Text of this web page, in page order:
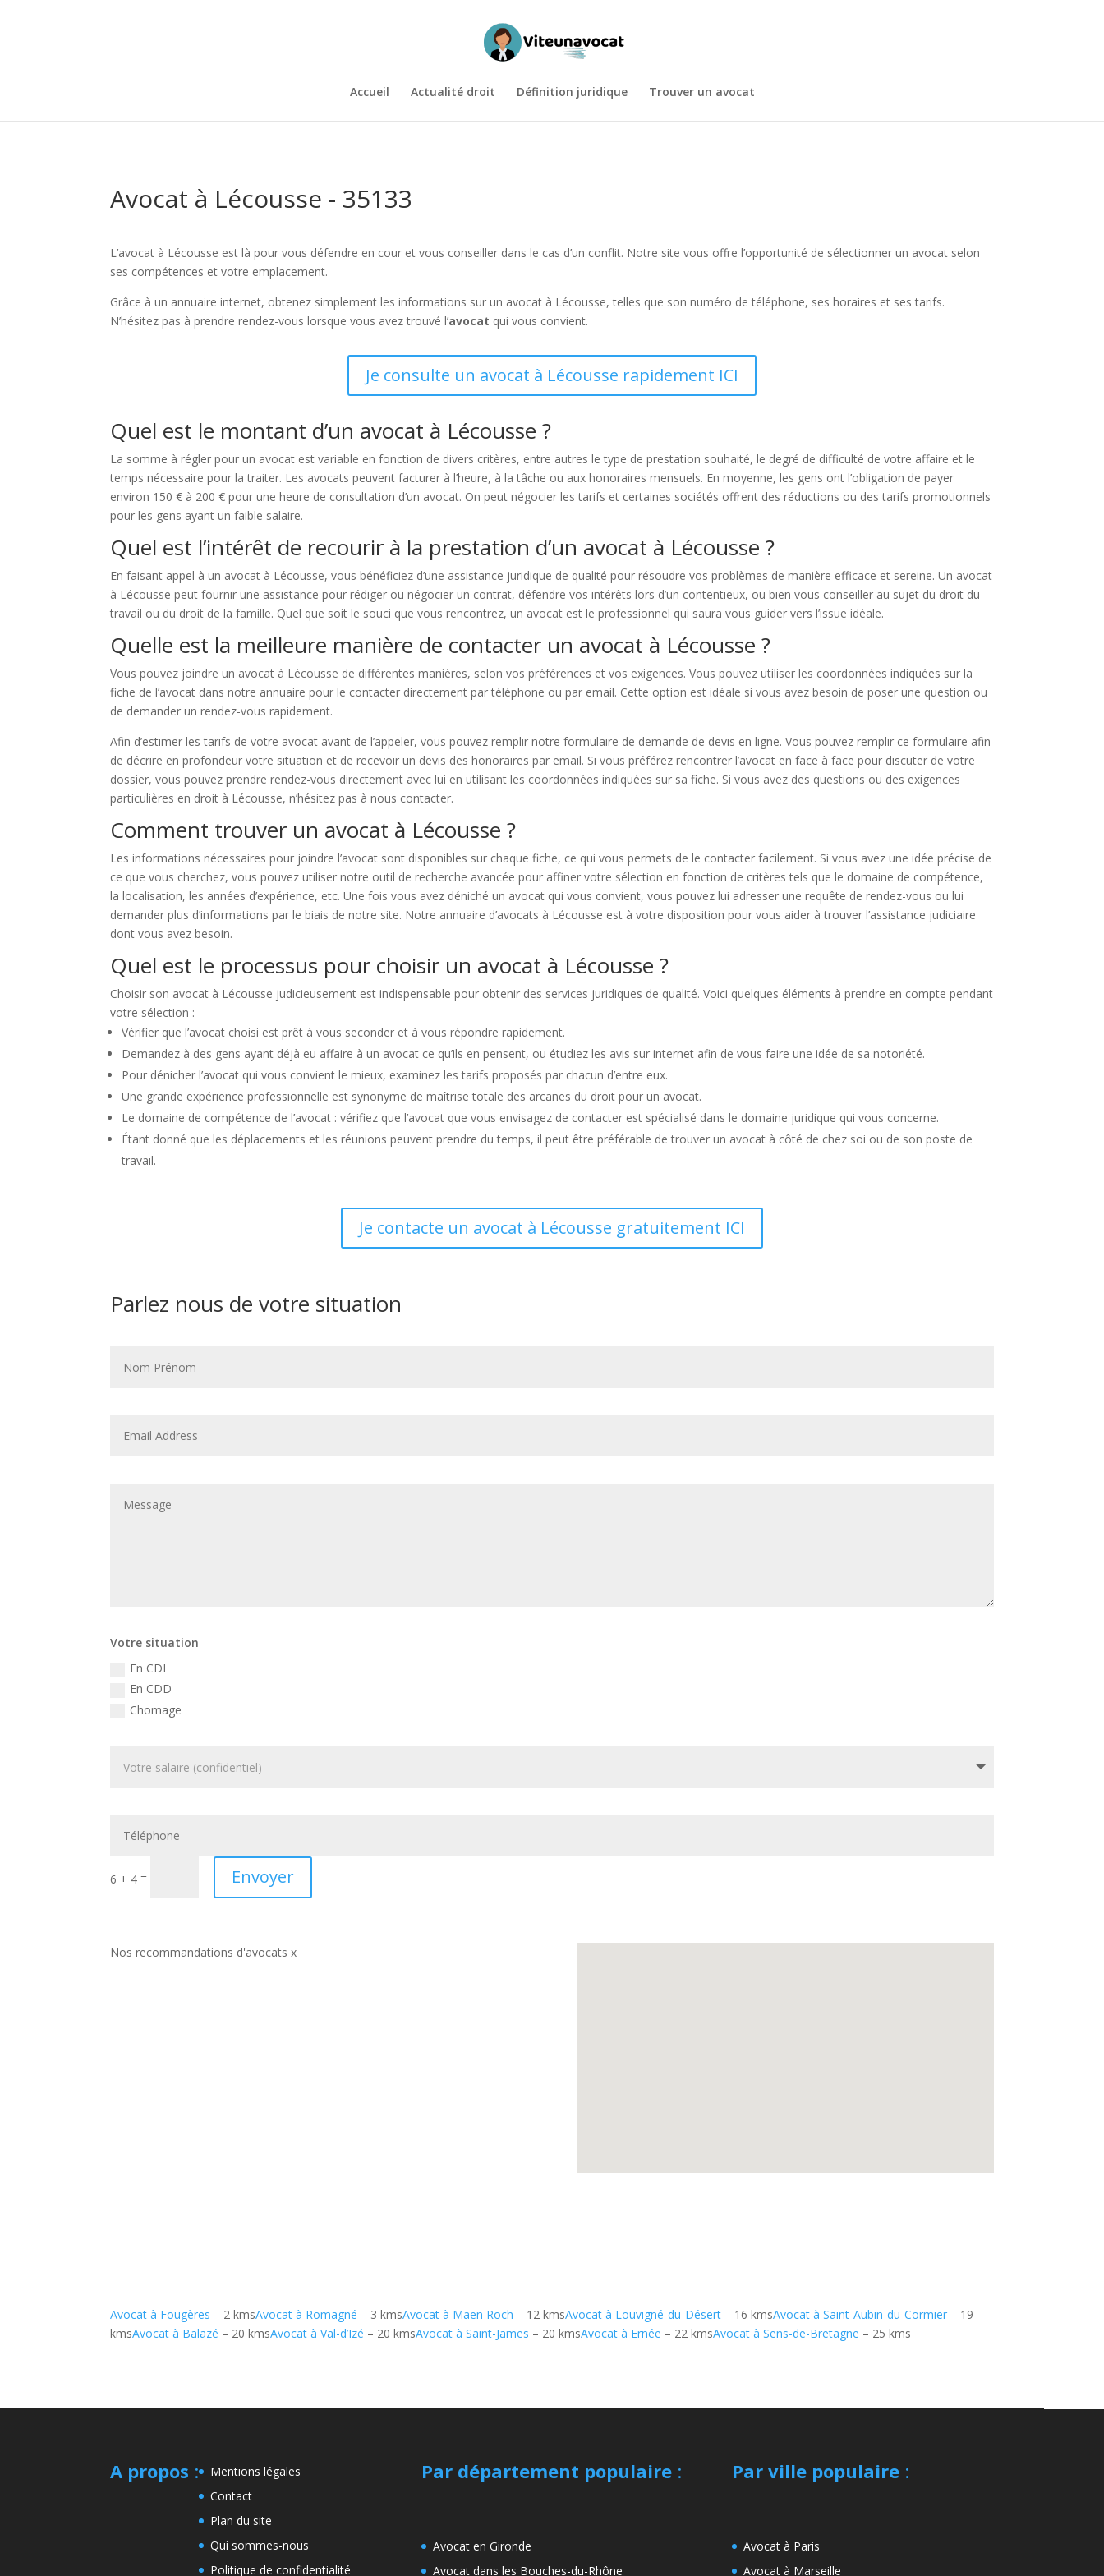
Accueil Actualité droit Définition juridique Trouver un avocat
Avocat à Lécousse - 35133
L’avocat à Lécousse est là pour vous défendre en cour et vous conseiller dans le cas d’un conflit. Notre site vous offre l’opportunité de sélectionner un avocat selon
ses compétences et votre emplacement.
Grâce à un annuaire internet, obtenez simplement les informations sur un avocat à Lécousse, telles que son numéro de téléphone, ses horaires et ses tarifs.
N’hésitez pas à prendre rendez-vous lorsque vous avez trouvé l’avocat qui vous convient.
Je consulte un avocat à Lécousse rapidement ICI
Quel est le montant d’un avocat à Lécousse ?
La somme à régler pour un avocat est variable en fonction de divers critères, entre autres le type de prestation souhaité, le degré de difficulté de votre affaire et le
temps nécessaire pour la traiter. Les avocats peuvent facturer à l’heure, à la tâche ou aux honoraires mensuels. En moyenne, les gens ont l’obligation de payer
environ 150 € à 200 € pour une heure de consultation d’un avocat. On peut négocier les tarifs et certaines sociétés offrent des réductions ou des tarifs promotionnels
pour les gens ayant un faible salaire.
Quel est l’intérêt de recourir à la prestation d’un avocat à Lécousse ?
En faisant appel à un avocat à Lécousse, vous bénéficiez d’une assistance juridique de qualité pour résoudre vos problèmes de manière efficace et sereine. Un avocat
à Lécousse peut fournir une assistance pour rédiger ou négocier un contrat, défendre vos intérêts lors d’un contentieux, ou bien vous conseiller au sujet du droit du
travail ou du droit de la famille. Quel que soit le souci que vous rencontrez, un avocat est le professionnel qui saura vous guider vers l’issue idéale.
Quelle est la meilleure manière de contacter un avocat à Lécousse ?
Vous pouvez joindre un avocat à Lécousse de différentes manières, selon vos préférences et vos exigences. Vous pouvez utiliser les coordonnées indiquées sur la
fiche de l’avocat dans notre annuaire pour le contacter directement par téléphone ou par email. Cette option est idéale si vous avez besoin de poser une question ou
de demander un rendez-vous rapidement.
Afin d’estimer les tarifs de votre avocat avant de l’appeler, vous pouvez remplir notre formulaire de demande de devis en ligne. Vous pouvez remplir ce formulaire afin
de décrire en profondeur votre situation et de recevoir un devis des honoraires par email. Si vous préférez rencontrer l’avocat en face à face pour discuter de votre
dossier, vous pouvez prendre rendez-vous directement avec lui en utilisant les coordonnées indiquées sur sa fiche. Si vous avez des questions ou des exigences
particulières en droit à Lécousse, n’hésitez pas à nous contacter.
Comment trouver un avocat à Lécousse ?
Les informations nécessaires pour joindre l’avocat sont disponibles sur chaque fiche, ce qui vous permets de le contacter facilement. Si vous avez une idée précise de
ce que vous cherchez, vous pouvez utiliser notre outil de recherche avancée pour affiner votre sélection en fonction de critères tels que le domaine de compétence,
la localisation, les années d’expérience, etc. Une fois vous avez déniché un avocat qui vous convient, vous pouvez lui adresser une requête de rendez-vous ou lui
demander plus d’informations par le biais de notre site. Notre annuaire d’avocats à Lécousse est à votre disposition pour vous aider à trouver l’assistance judiciaire
dont vous avez besoin.
Quel est le processus pour choisir un avocat à Lécousse ?
Choisir son avocat à Lécousse judicieusement est indispensable pour obtenir des services juridiques de qualité. Voici quelques éléments à prendre en compte pendant
votre sélection :
Vérifier que l’avocat choisi est prêt à vous seconder et à vous répondre rapidement.
Demandez à des gens ayant déjà eu affaire à un avocat ce qu’ils en pensent, ou étudiez les avis sur internet afin de vous faire une idée de sa notoriété.
Pour dénicher l’avocat qui vous convient le mieux, examinez les tarifs proposés par chacun d’entre eux.
Une grande expérience professionnelle est synonyme de maîtrise totale des arcanes du droit pour un avocat.
Le domaine de compétence de l’avocat : vérifiez que l’avocat que vous envisagez de contacter est spécialisé dans le domaine juridique qui vous concerne.
Étant donné que les déplacements et les réunions peuvent prendre du temps, il peut être préférable de trouver un avocat à côté de chez soi ou de son poste de
travail.
Je contacte un avocat à Lécousse gratuitement ICI
Parlez nous de votre situation
Votre situation
En CDI
En CDD
Chomage
6 + 4 = Envoyer
Nos recommandations d'avocats x
Avocat à Fougères – 2 kmsAvocat à Romagné – 3 kmsAvocat à Maen Roch – 12 kmsAvocat à Louvigné-du-Désert – 16 kmsAvocat à Saint-Aubin-du-Cormier – 19
kmsAvocat à Balazé – 20 kmsAvocat à Val-d’Izé – 20 kmsAvocat à Saint-James – 20 kmsAvocat à Ernée – 22 kmsAvocat à Sens-de-Bretagne – 25 kms
A propos :
Mentions légales
Contact
Plan du site
Qui sommes-nous
Politique de confidentialité
Par département populaire:
Avocat en Gironde
Avocat dans les Bouches-du-Rhône
Par ville populaire:
Avocat à Paris
Avocat à Marseille